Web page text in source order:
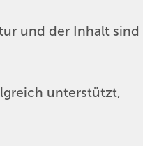
und der Inhalt sind
unterstützt,